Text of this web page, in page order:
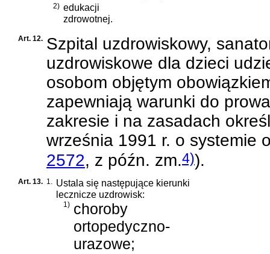
2) edukacji
zdrowotnej.
Art. 12. Szpital uzdrowiskowy,
uzdrowiskowe dla dzieci
osobom objętym
zapewniają warunki do
zakresie i na zasadach
września 1991 r. o systemie
2572, z późn. zm.4)).
Art. 13. 1.
Ustala się następujące kierunki
lecznicze uzdrowisk:
1) choroby
ortopedyczno-
urazowe;